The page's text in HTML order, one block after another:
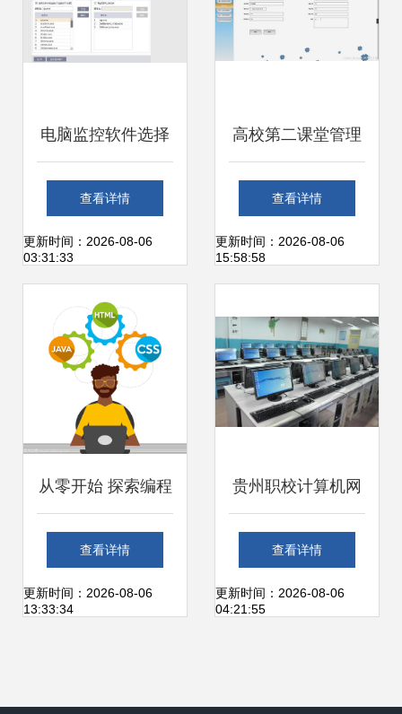
电脑监控软件选择
指南 操作简单与功
能齐全的完美平衡
查看详情
更新时间：2026-08-06
03:31:33
高校第二课堂管理
系统的设计与实现
基于Python Flask
查看详情
更新时间：2026-08-06
15:58:58
从零开始 探索编程
语言设计与电脑软
件开发的艺术
查看详情
更新时间：2026-08-06
13:33:34
贵州职校计算机网
络技术专业就业方
向探析 聚焦电脑软
查看详情
更新时间：2026-08-06
04:21:55